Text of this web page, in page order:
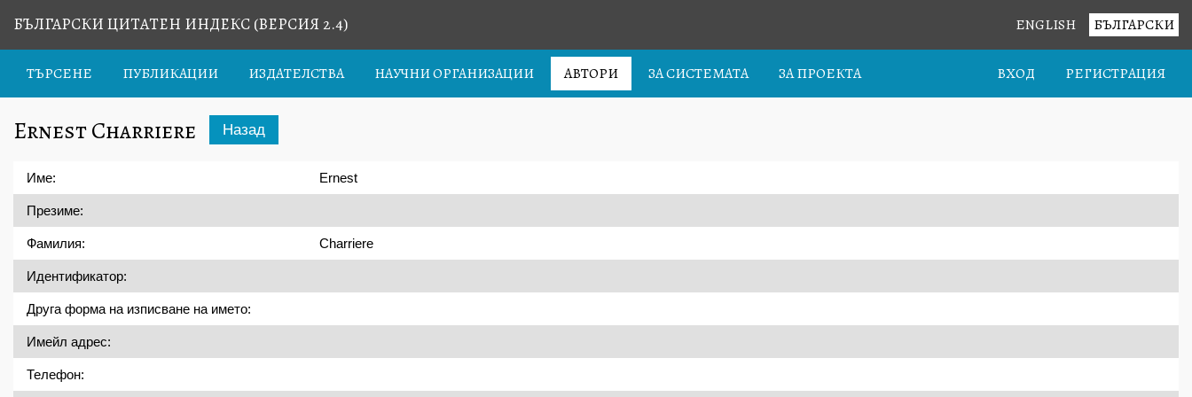
БЪЛГАРСКИ ЦИТАТЕН ИНДЕКС (ВЕРСИЯ 2.4) БЪЛГАРСКИ
ENGLISH
ТЪРСЕНЕ ПУБЛИКАЦИИ ИЗДАТЕЛСТВА НАУЧНИ ОРГАНИЗАЦИИ АВТОРИ ЗА СИСТЕМАТА ЗА ПРОЕКТА ВХОД РЕГИСТРАЦИЯ
Ernest Charriere Назад
Име: Ernest
Презиме:
Фамилия: Charriere
Идентификатор:
Друга форма на изписване на името:
Имейл адрес:
Телефон: